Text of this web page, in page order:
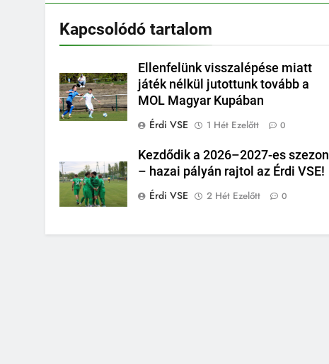
Kapcsolódó tartalom
Ellenfelünk visszalépése miatt
játék nélkül jutottunk tovább a
MOL Magyar Kupában
Érdi VSE
1 Hét Ezelőtt 0
Kezdődik a 2026–2027-es szezon
– hazai pályán rajtol az Érdi VSE!
Érdi VSE
2 Hét Ezelőtt 0